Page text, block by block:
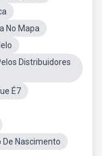
No Mapa
Distribuidores
É7
De Nascimento